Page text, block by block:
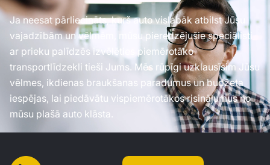
Ja neesat pārliecināts, kurš auto vislabāk atbilst Jūsu
vajadzībām un vēlmēm, mūsu pieredzējušie speciālisti
ar prieku palīdzēs izvēlēties piemērotāko
transportlīdzekli tieši Jums. Mēs rūpīgi uzklausīsim Jūsu
vēlmes, ikdienas braukšanas paradumus un budžeta
iespējas, lai piedāvātu vispiemērotākos risinājumus no
mūsu plašā auto klāsta.